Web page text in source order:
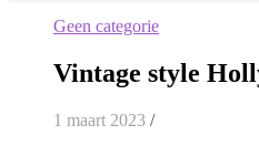
Geen categorie
Vintage style
1 maart 2023 /